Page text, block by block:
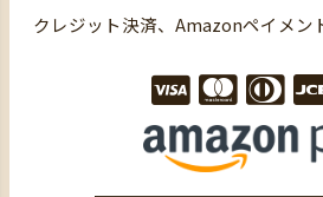
クレジット決済、Amazonペイメン